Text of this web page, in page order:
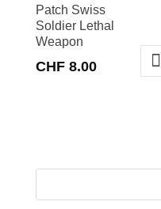
Patch Swiss
Soldier Lethal
Weapon
CHF8.00